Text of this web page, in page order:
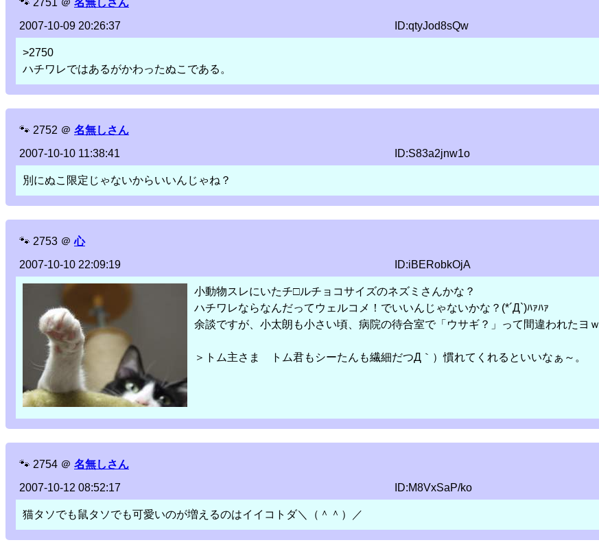
🐾 2751 ＠ 名無しさん
2007-10-09 20:26:37
ID:qtyJod8sQw
>2750
ハチワレではあるがかわったぬこである。
🐾 2752 ＠ 名無しさん
2007-10-10 11:38:41
ID:S83a2jnw1o
別にぬこ限定じゃないからいいんじゃね？
🐾 2753 ＠ 心
2007-10-10 22:09:19
ID:iBERobkOjA
小動物スレにいたチ□ルチョコサイズのネズミさんかな？
ハチワレならなんだってウェルコメ！でいいんじゃないかな？(*´Д`)ﾊｧﾊｧ
余談ですが、小太朗も小さい頃、病院の待合室で「ウサギ？」って間違われたヨｗ
＞トム主さま トム君もシーたんも繊細だつД｀）慣れてくれるといいなぁ～。
🐾 2754 ＠ 名無しさん
2007-10-12 08:52:17
ID:M8VxSaP/ko
猫タソでも鼠タソでも可愛いのが増えるのはイイコトダ＼（＾＾）／